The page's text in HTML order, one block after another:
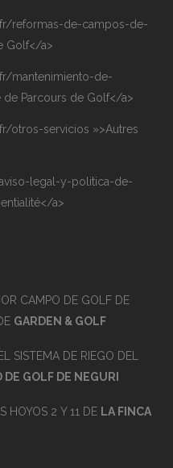
reformas-de-campos-de-
Golf</a>
mantenimiento-de-
Parcours de Golf</a>
otros-servicios »>Autres
legal-y-politica-de-
a>
CAMPO DE GOLF DE
GARDEN & GOLF
SISTEMA DE RIEGO DEL
DE GOLF DE NEGURI
HOYOS 2 Y 11 DE LA FINCA